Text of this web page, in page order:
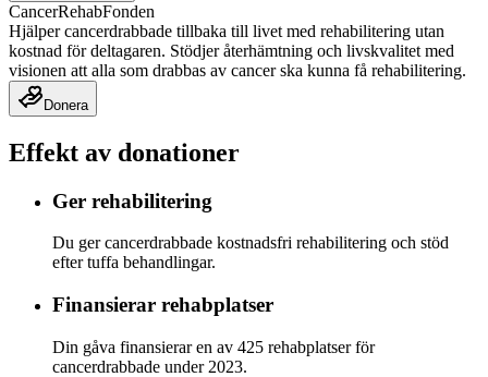
CancerRehabFonden
Hjälper cancerdrabbade tillbaka till livet med rehabilitering utan
kostnad för deltagaren. Stödjer återhämtning och livskvalitet med
visionen att alla som drabbas av cancer ska kunna få rehabilitering.
Donera
Effekt av donationer
Ger rehabilitering
Du ger cancerdrabbade kostnadsfri rehabilitering och stöd
efter tuffa behandlingar.
Finansierar rehabplatser
Din gåva finansierar en av 425 rehabplatser för
cancerdrabbade under 2023.